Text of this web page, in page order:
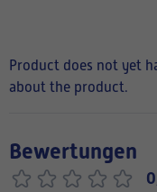
Product does not yet
about the product.
Bewertungen